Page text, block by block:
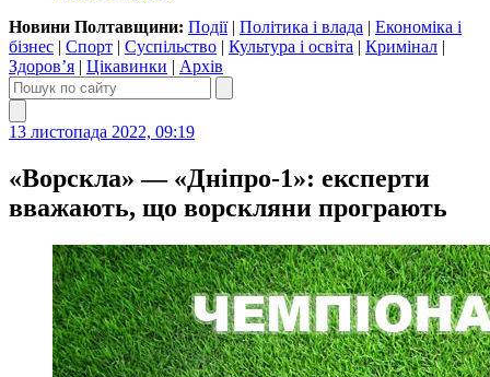
Новини Полтавщини: Події| Політика і влада | Економіка і
бізнес | Спорт | Суспільство | Культура і освіта | Кримінал |
Здоров’я | Цікавинки | Архів
13 листопада 2022, 09:19
«Ворскла» — «Дніпро-1»: експерти
вважають, що ворскляни програють